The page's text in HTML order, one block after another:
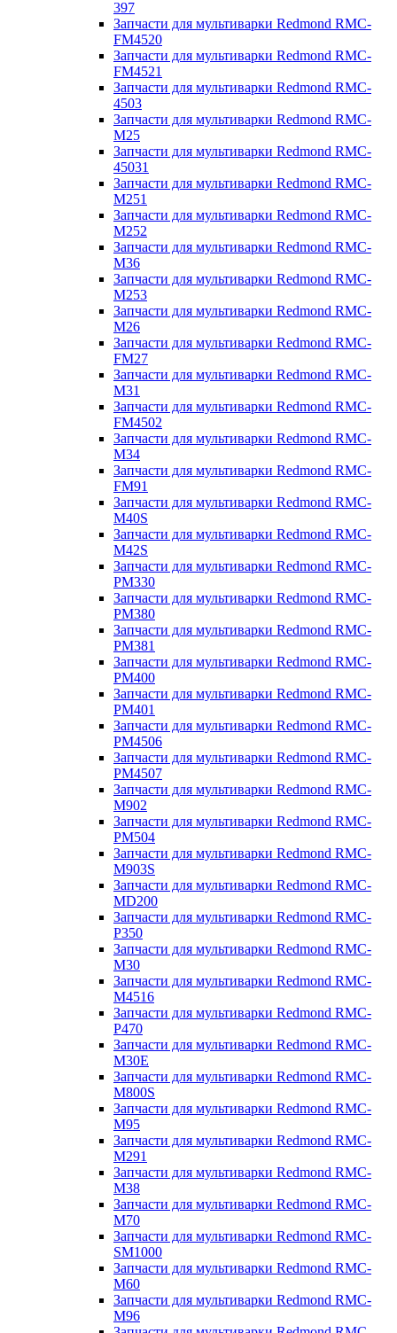
397
Запчасти для мультиварки Redmond RMC-
FM4520
Запчасти для мультиварки Redmond RMC-
FM4521
Запчасти для мультиварки Redmond RMC-
4503
Запчасти для мультиварки Redmond RMC-
M25
Запчасти для мультиварки Redmond RMC-
45031
Запчасти для мультиварки Redmond RMC-
M251
Запчасти для мультиварки Redmond RMC-
M252
Запчасти для мультиварки Redmond RMC-
M36
Запчасти для мультиварки Redmond RMC-
M253
Запчасти для мультиварки Redmond RMC-
M26
Запчасти для мультиварки Redmond RMC-
FM27
Запчасти для мультиварки Redmond RMC-
M31
Запчасти для мультиварки Redmond RMC-
FM4502
Запчасти для мультиварки Redmond RMC-
M34
Запчасти для мультиварки Redmond RMC-
FM91
Запчасти для мультиварки Redmond RMC-
M40S
Запчасти для мультиварки Redmond RMC-
M42S
Запчасти для мультиварки Redmond RMC-
PM330
Запчасти для мультиварки Redmond RMC-
PM380
Запчасти для мультиварки Redmond RMC-
PM381
Запчасти для мультиварки Redmond RMC-
PM400
Запчасти для мультиварки Redmond RMC-
PM401
Запчасти для мультиварки Redmond RMC-
PM4506
Запчасти для мультиварки Redmond RMC-
PM4507
Запчасти для мультиварки Redmond RMC-
M902
Запчасти для мультиварки Redmond RMC-
PM504
Запчасти для мультиварки Redmond RMC-
M903S
Запчасти для мультиварки Redmond RMC-
MD200
Запчасти для мультиварки Redmond RMC-
P350
Запчасти для мультиварки Redmond RMC-
M30
Запчасти для мультиварки Redmond RMC-
M4516
Запчасти для мультиварки Redmond RMC-
P470
Запчасти для мультиварки Redmond RMC-
M30E
Запчасти для мультиварки Redmond RMC-
M800S
Запчасти для мультиварки Redmond RMC-
M95
Запчасти для мультиварки Redmond RMC-
M291
Запчасти для мультиварки Redmond RMC-
M38
Запчасти для мультиварки Redmond RMC-
M70
Запчасти для мультиварки Redmond RMC-
SM1000
Запчасти для мультиварки Redmond RMC-
M60
Запчасти для мультиварки Redmond RMC-
M96